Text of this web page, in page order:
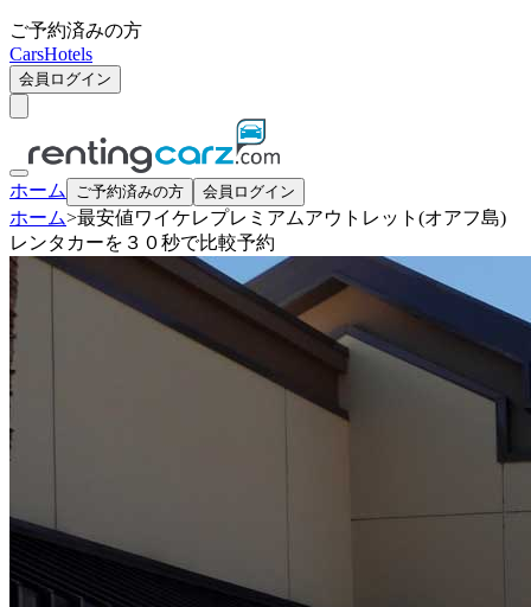
ご予約済みの方
CarsHotels
会員ログイン
ホーム ご予約済みの方 会員ログイン
ホーム>最安値ワイケレプレミアムアウトレット(オアフ島)
レンタカーを３０秒で比較予約